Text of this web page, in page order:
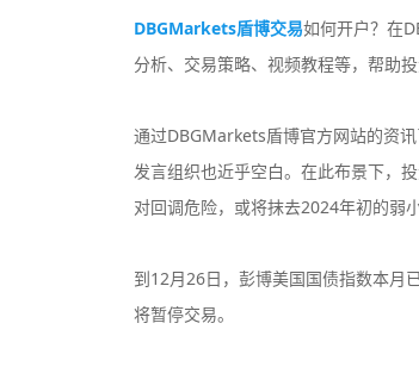
DBGMarkets盾博交易如何开户？在
分析、交易策略、视频教程等，帮助投
通过DBGMarkets盾博官方网站的资
发言组织也近乎空白。在此布景下，
对回调危险，或将抹去2024年初的弱小
到12月26日，彭博美国国债指数本月
将暂停交易。
CPT Markets